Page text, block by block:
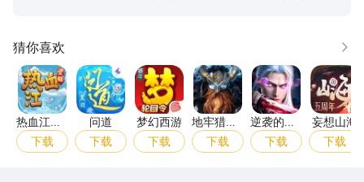
为地。沉浸式还原星辰变修真养成，从凡人修炼渡劫，一路突破境
界，终成鸿蒙掌控者！
猜你喜欢
更多
热血江湖：觉醒
热血江
湖：觉醒
下载
问道
问道
下载
梦幻西游
梦幻西游
下载
地牢猎手6
地牢猎手
6
下载
逆袭的仙王
逆袭的仙
王
下载
妄想
妄想山海
下载